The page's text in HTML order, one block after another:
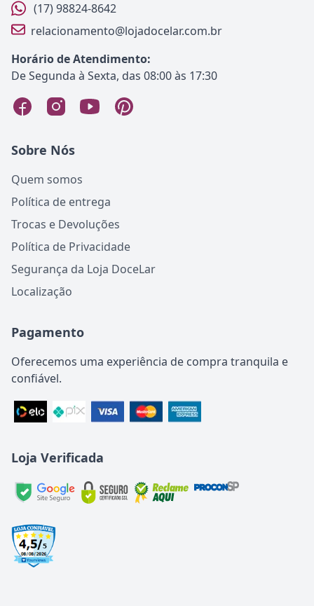
(17) 98824-8642
relacionamento@lojadocelar.com.br
Horário de Atendimento:
De Segunda à Sexta, das 08:00 às 17:30
Sobre Nós
Quem somos
Política de entrega
Trocas e Devoluções
Política de Privacidade
Segurança da Loja DoceLar
Localização
Pagamento
Oferecemos uma experiência de compra tranquila e
confiável.
Loja Verificada